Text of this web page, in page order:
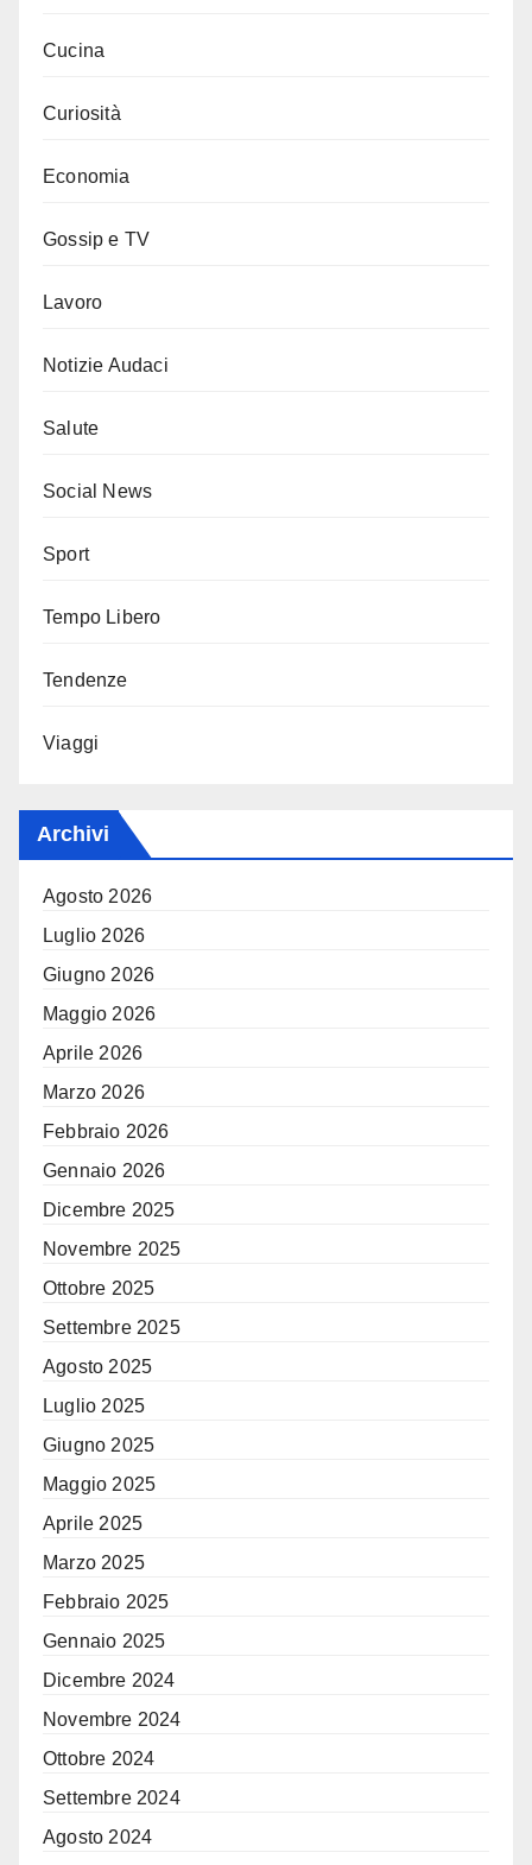
Cucina
Curiosità
Economia
Gossip e TV
Lavoro
Notizie Audaci
Salute
Social News
Sport
Tempo Libero
Tendenze
Viaggi
Archivi
Agosto 2026
Luglio 2026
Giugno 2026
Maggio 2026
Aprile 2026
Marzo 2026
Febbraio 2026
Gennaio 2026
Dicembre 2025
Novembre 2025
Ottobre 2025
Settembre 2025
Agosto 2025
Luglio 2025
Giugno 2025
Maggio 2025
Aprile 2025
Marzo 2025
Febbraio 2025
Gennaio 2025
Dicembre 2024
Novembre 2024
Ottobre 2024
Settembre 2024
Agosto 2024